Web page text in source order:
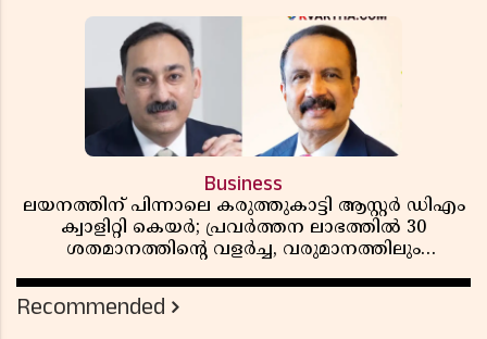
Business
ലയനത്തിന് പിന്നാലെ കരുത്തുകാട്ടി ആസ്റ്റർ ഡിഎം
ക്വാളിറ്റി കെയർ; പ്രവർത്തന ലാഭത്തിൽ 30
ശതമാനത്തിൻ്റെ വളർച്ച, വരുമാനത്തിലും
റിപ്പോർട്ട് പുറത്ത്
Recommended